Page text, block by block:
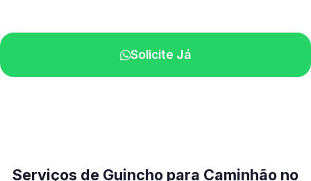
Solicite Já
Serviços de Guincho para Caminhão no